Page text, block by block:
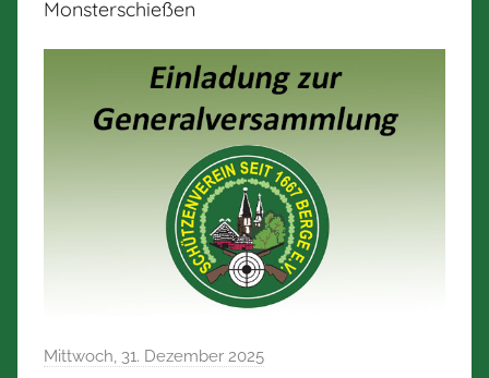
Monsterschießen
Mittwoch, 31. Dezember 2025